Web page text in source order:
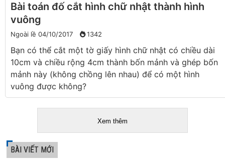
Bài toán đố cắt hình chữ nhật thành hình
vuông
Ngoài lề 04/10/2017 1342
Bạn có thể cắt một tờ giấy hình chữ nhật có chiều dài
10cm và chiều rộng 4cm thành bốn mảnh và ghép bốn
mảnh này (không chồng lên nhau) để có một hình
vuông được không?
Xem thêm
BÀI VIẾT MỚI